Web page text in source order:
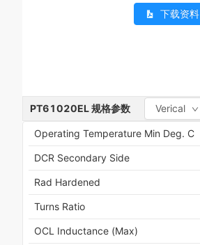
下载资料
PT61020EL规格参数 Verical
Operating Temperature Min Deg. C
DCR Secondary Side
Rad Hardened
Turns Ratio
OCL Inductance (Max)